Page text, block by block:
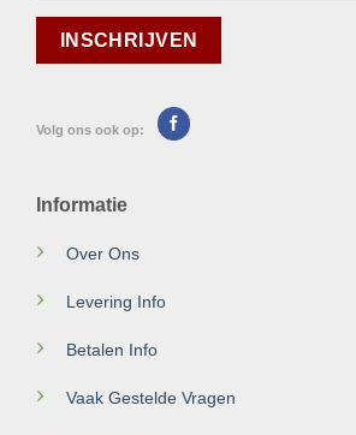
Volg ons ook op:
Informatie
Over Ons
Levering Info
Betalen Info
Vaak Gestelde Vragen